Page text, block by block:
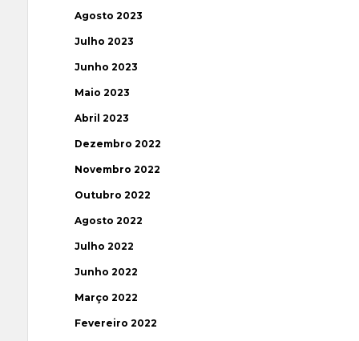
Agosto 2023
Julho 2023
Junho 2023
Maio 2023
Abril 2023
Dezembro 2022
Novembro 2022
Outubro 2022
Agosto 2022
Julho 2022
Junho 2022
Março 2022
Fevereiro 2022